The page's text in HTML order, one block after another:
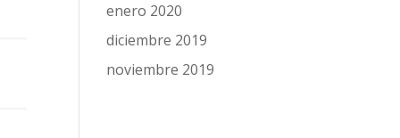
enero 2020
diciembre 2019
noviembre 2019